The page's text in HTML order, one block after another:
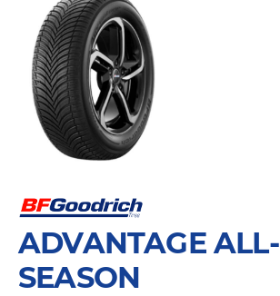
ADVANTAGE ALL-
SEASON